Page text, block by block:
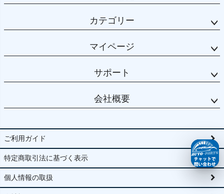
カテゴリー
マイページ
サポート
会社概要
ご利用ガイド
特定商取引法に基づく表示
個人情報の取扱